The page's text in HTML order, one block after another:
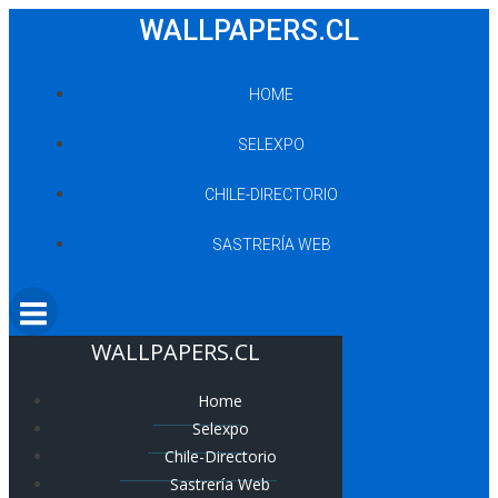
WALLPAPERS.CL
HOME
SELEXPO
CHILE-DIRECTORIO
SASTRERÍA WEB
WALLPAPERS.CL
Home
Selexpo
Chile-Directorio
Sastrería Web